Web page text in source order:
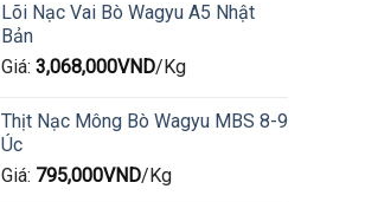
Lõi Nạc Vai Bò Wagyu A5 Nhật
Bản
Giá: 3,068,000VND/Kg
Thịt Nạc Mông Bò Wagyu MBS 8-9
Úc
Giá: 795,000VND/Kg